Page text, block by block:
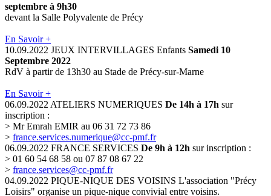
septembre à 9h30
devant la Salle Polyvalente de Précy
En Savoir +
10.09.2022 JEUX INTERVILLAGES Enfants Samedi 10
Septembre 2022
RdV à partir de 13h30 au Stade de Précy-sur-Marne
En Savoir +
06.09.2022ATELIERS NUMERIQUES De 14h à 17h sur
inscription :
> Mr Emrah EMIR au 06 31 72 73 86
> france.services.numerique@cc-pmf.fr
06.09.2022 FRANCE SERVICES De 9h à 12h sur inscription :
> 01 60 54 68 58 ou 07 87 08 67 22
> france.services@cc-pmf.fr
04.09.2022 PIQUE-NIQUE DES VOISINS L'association "Précy
Loisirs" organise un pique-nique convivial entre voisins.